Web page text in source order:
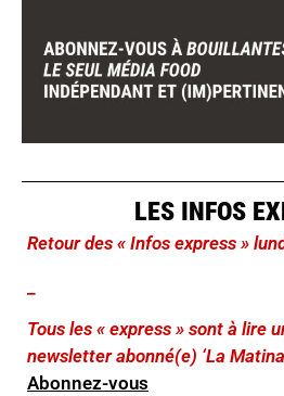
LES INFOS
Retour des « Infos express »
Tous les « express » sont à lire
newsletter abonné(e) ‘La
Abonnez-vous